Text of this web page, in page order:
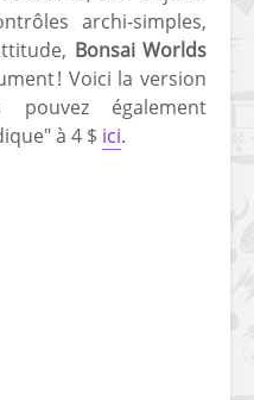
archi-simples,
Bonsai Worlds
! Voici la version
pouvez également
à 4 $ ici.